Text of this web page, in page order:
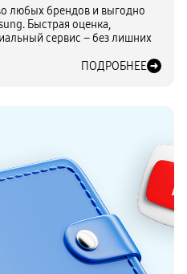
любых брендов и выгодно
Быстрая оценка,
сервис – без лишних
ПОДРОБНЕЕ